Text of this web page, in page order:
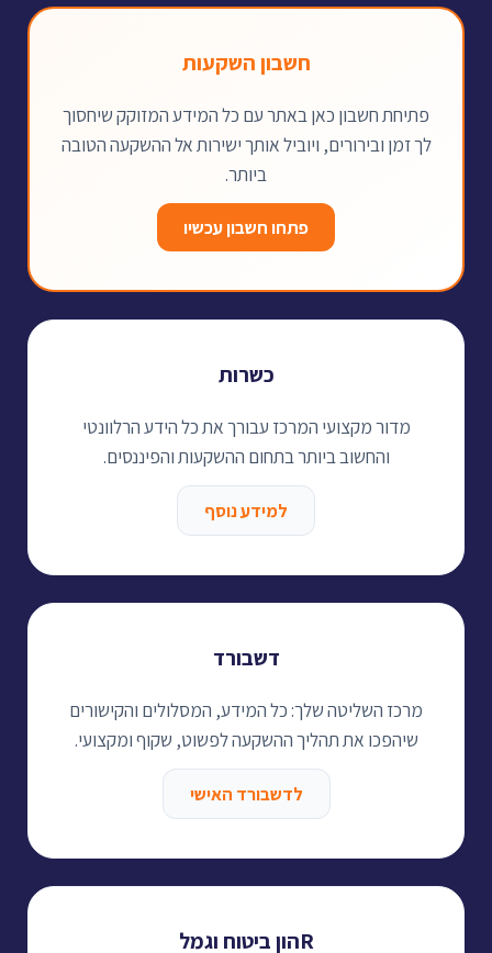
חשבון השקעות
פתיחת חשבון כאן באתר עם כל המידע המזוקק שיחסוך
לך זמן ובירורים, ויוביל אותך ישירות אל ההשקעה הטובה
ביותר.
פתחו חשבון עכשיו
כשרות
מדור מקצועי המרכז עבורך את כל הידע הרלוונטי
והחשוב ביותר בתחום ההשקעות והפיננסים.
למידע נוסף
דשבורד
מרכז השליטה שלך: כל המידע, המסלולים והקישורים
שיהפכו את תהליך ההשקעה לפשוט, שקוף ומקצועי.
לדשבורד האישי
Rהון ביטוח וגמל